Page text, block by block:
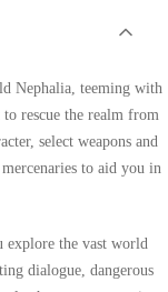
Nephalia, teeming with
rescue the realm from
select weapons and
to aid you in
explore the vast world
dialogue, dangerous